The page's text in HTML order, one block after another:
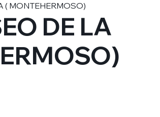
( MONTEHERMOSO)
DE LA